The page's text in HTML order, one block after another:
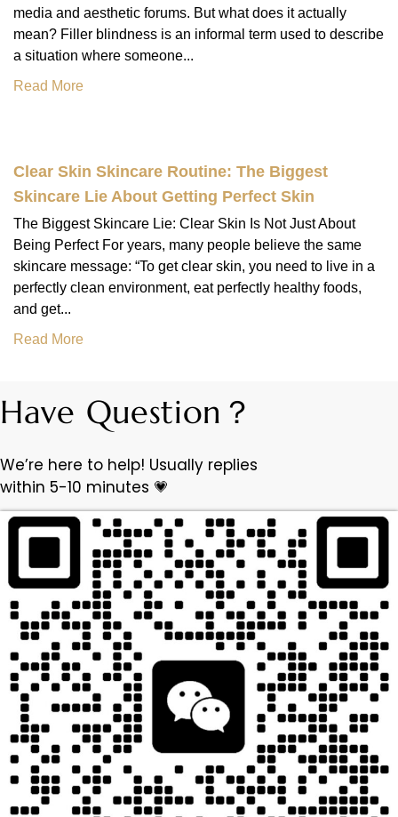
media and aesthetic forums. But what does it actually
mean? Filler blindness is an informal term used to describe
a situation where someone...
Read More
Clear Skin Skincare Routine: The Biggest
Skincare Lie About Getting Perfect Skin
The Biggest Skincare Lie: Clear Skin Is Not Just About
Being Perfect For years, many people believe the same
skincare message: “To get clear skin, you need to live in a
perfectly clean environment, eat perfectly healthy foods,
and get...
Read More
Have Question？
We’re here to help! Usually replies
within 5-10 minutes 💗